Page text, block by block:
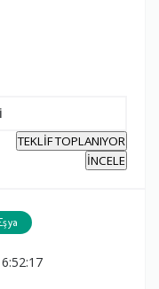
TEKLİF TOPLANIYOR
İNCELE